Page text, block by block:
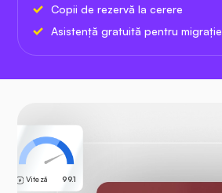
Copii de rezervă la cerere
Asistență gratuită pentru migrație
Viteză 99.1